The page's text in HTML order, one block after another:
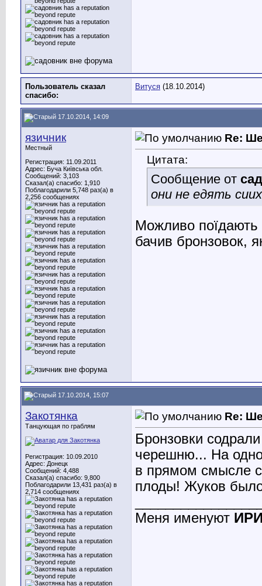
Пользователь сказал
cпасибо:
Витуся (18.10.2014)
17.10.2014, 14:09
язичник
Местный
Регистрация: 11.09.2011
Адрес: Буча Київська обл.
Сообщений: 3,103
Сказал(а) спасибо: 1,910
Поблагодарили 5,748 раз(а) в
2,256 сообщениях
Re:
Цитата:
Сообщение от
они не едять
Можливо поїдають
бачив бронзовок,
17.10.2014, 15:07
Закотянка
Танцующая по граблям
Регистрация: 10.09.2010
Адрес: Донецк
Сообщений: 4,488
Сказал(а) спасибо: 9,800
Поблагодарили 13,431 раз(а) в
2,714 сообщениях
Re:
Бронзовки
черешню... На
в прямом смысле
плоды! Жуков
Меня именуют